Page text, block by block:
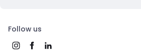
Follow us